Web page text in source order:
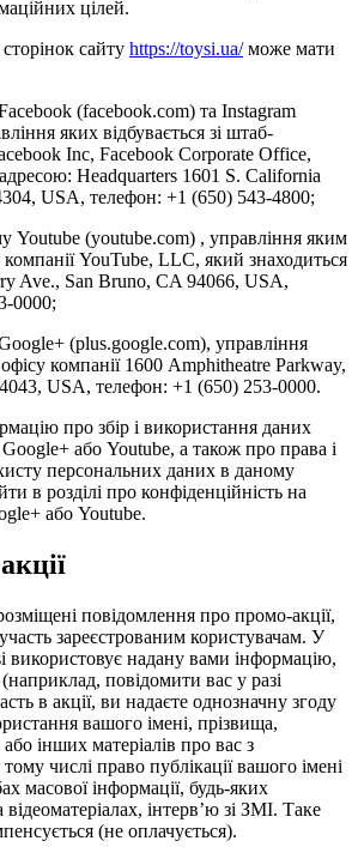
цілей.
сайту https://toysi.ua/може мати
(facebook.com) та Instagram
яких відбувається зі штаб-
Inc, Facebook Corporate Office,
Headquarters 1601 S. California
USA, телефон: +1 (650) 543-4800;
Youtube (youtube.com) , управління яким
компанії YouTube, LLC, який знаходиться
Ave., San Bruno, CA 94066, USA,
0000;
(plus.google.com), управління
компанії 1600 Amphitheatre Parkway,
USA, телефон: +1 (650) 253-0000.
про збір і використання даних
або Youtube, а також про права і
персональних даних в даному
в розділі про конфіденційність на
або Youtube.
повідомлення про промо-акції,
зареєстрованим користувачам. У
використовує надану вами інформацію,
повідомити вас у разі
в акції, ви надаєте однозначну згоду
вашого імені, прізвища,
інших матеріалів про вас з
числі право публікації вашого імені
масової інформації, будь-яких
відеоматеріалах, інтерв’ю зі ЗМІ. Таке
(не оплачується).